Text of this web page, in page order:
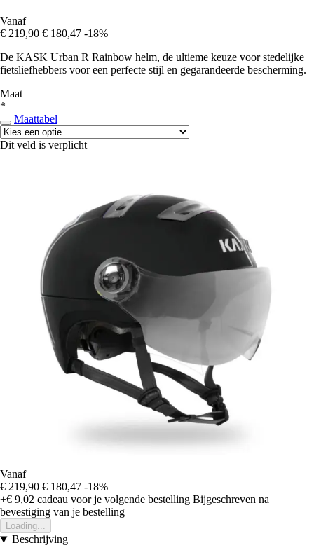
Vanaf
€ 219,90 € 180,47 -18%
De KASK Urban R Rainbow helm, de ultieme keuze voor stedelijke
fietsliefhebbers voor een perfecte stijl en gegarandeerde bescherming.
Maat
*
Maattabel
Dit veld is verplicht
Vanaf
€ 219,90 € 180,47 -18%
+€ 9,02 cadeau voor je volgende bestelling Bijgeschreven na
bevestiging van je bestelling
Loading...
Beschrijving